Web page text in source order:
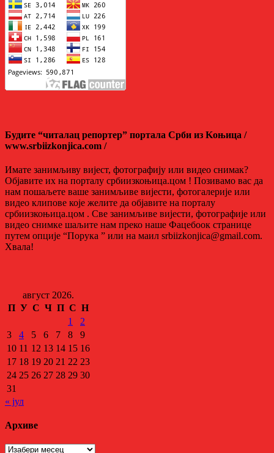
Будите “читалац репортер” портала Срби из Kоњица /
www.srbiizkonjica.com /
Имате занимљиву вијест, фотографију или видео снимак?
Објавите их на порталу србиизкоњица.цом ! Позивамо вас да
нам пошаљете ваше занимљиве вијести, фотогалерије или
видео клипове које желите да објавите на порталу
србиизкоњица.цом . Све занимљиве вијести, фотографије или
видео снимке шаљите нам преко наше Фацебоок странице
путем опције “Порука ” или на маил srbiizkonjica@gmail.com.
Хвала!
август 2026.
П У С Ч П С Н
1
2
3
4 5 6 7 8
9
10 11 12 13 14 15 16
17 18 19 20 21 22 23
24 25 26 27 28 29 30
31
« јул
Архиве
Архиве